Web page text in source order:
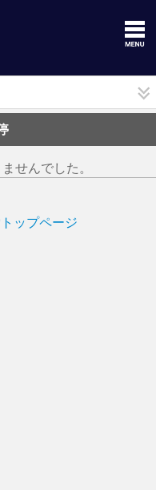
せんでした。
ップページ